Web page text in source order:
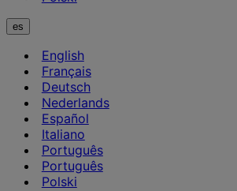
es
English
Français
Deutsch
Nederlands
Español
Italiano
Português
Português
Polski